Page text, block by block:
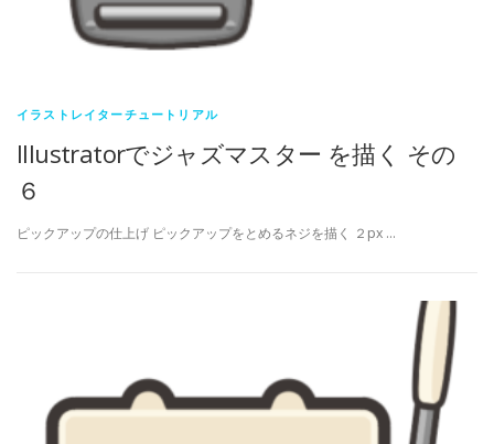
イラストレイターチュートリアル
Illustratorでジャズマスター を描く その
６
ピックアップの仕上げ ピックアップをとめるネジを描く ２px …